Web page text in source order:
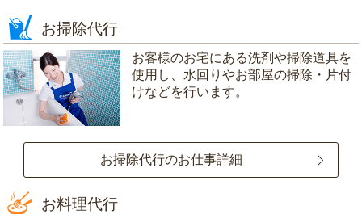
お掃除代行
お客様のお宅にある洗剤や掃除道具を
使用し、水回りやお部屋の掃除・片付
けなどを行います。
お掃除代行のお仕事詳細
お料理代行